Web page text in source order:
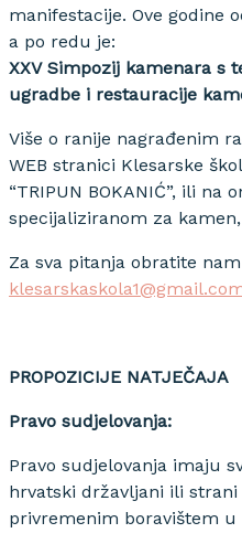
manifestacije. Ove godine
a po redu je:
XXV Simpozij kamenara s
ugradbe i restauracije
Više o ranije nagrađenim
WEB stranici Klesarske
“TRIPUN BOKANIĆ”, ili na
specijaliziranom za
Za sva pitanja obratite
PROPOZICIJE NATJEČAJA
Pravo sudjelovanja:
Pravo sudjelovanja imaju
hrvatski državljani ili
privremenim boravištem u